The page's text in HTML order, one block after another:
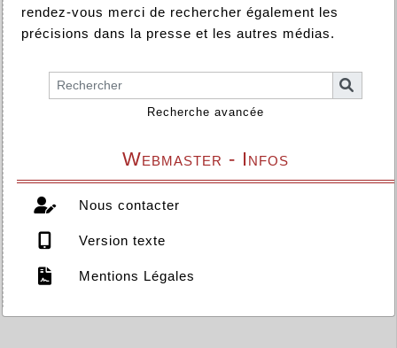
rendez-vous merci de rechercher également les
précisions dans la presse et les autres médias.
Recherche avancée
Webmaster - Infos
Nous contacter
Version texte
Mentions Légales